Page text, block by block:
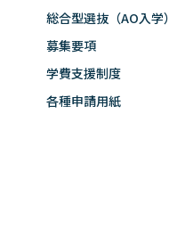
総合型選抜（AO入学）
募集要項
学費支援制度
各種申請用紙